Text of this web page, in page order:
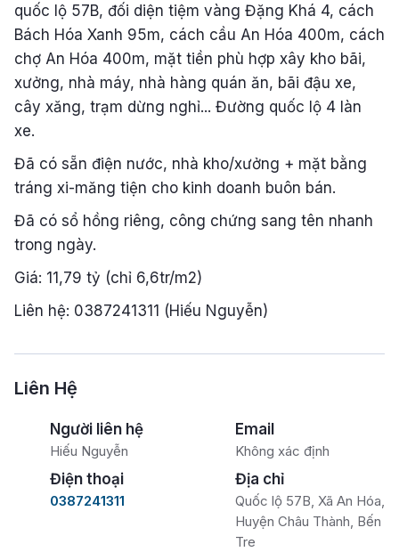
quốc lộ 57B, đối diện tiệm vàng Đặng Khá 4, cách
Bách Hóa Xanh 95m, cách cầu An Hóa 400m, cách
chợ An Hóa 400m, mặt tiền phù hợp xây kho bãi,
xưởng, nhà máy, nhà hàng quán ăn, bãi đậu xe,
cây xăng, trạm dừng nghỉ... Đường quốc lộ 4 làn
xe.
Đã có sẵn điện nước, nhà kho/xưởng + mặt bằng
tráng xi-măng tiện cho kinh doanh buôn bán.
Đã có sổ hồng riêng, công chứng sang tên nhanh
trong ngày.
Giá: 11,79 tỷ (chỉ 6,6tr/m2)
Liên hệ: 0387241311 (Hiếu Nguyễn)
Liên Hệ
Người liên hệ
Hiếu Nguyễn
Email
Không xác định
Điện thoại
0387241311
Địa chỉ
Quốc lộ 57B, Xã An Hóa,
Huyện Châu Thành, Bến
Tre